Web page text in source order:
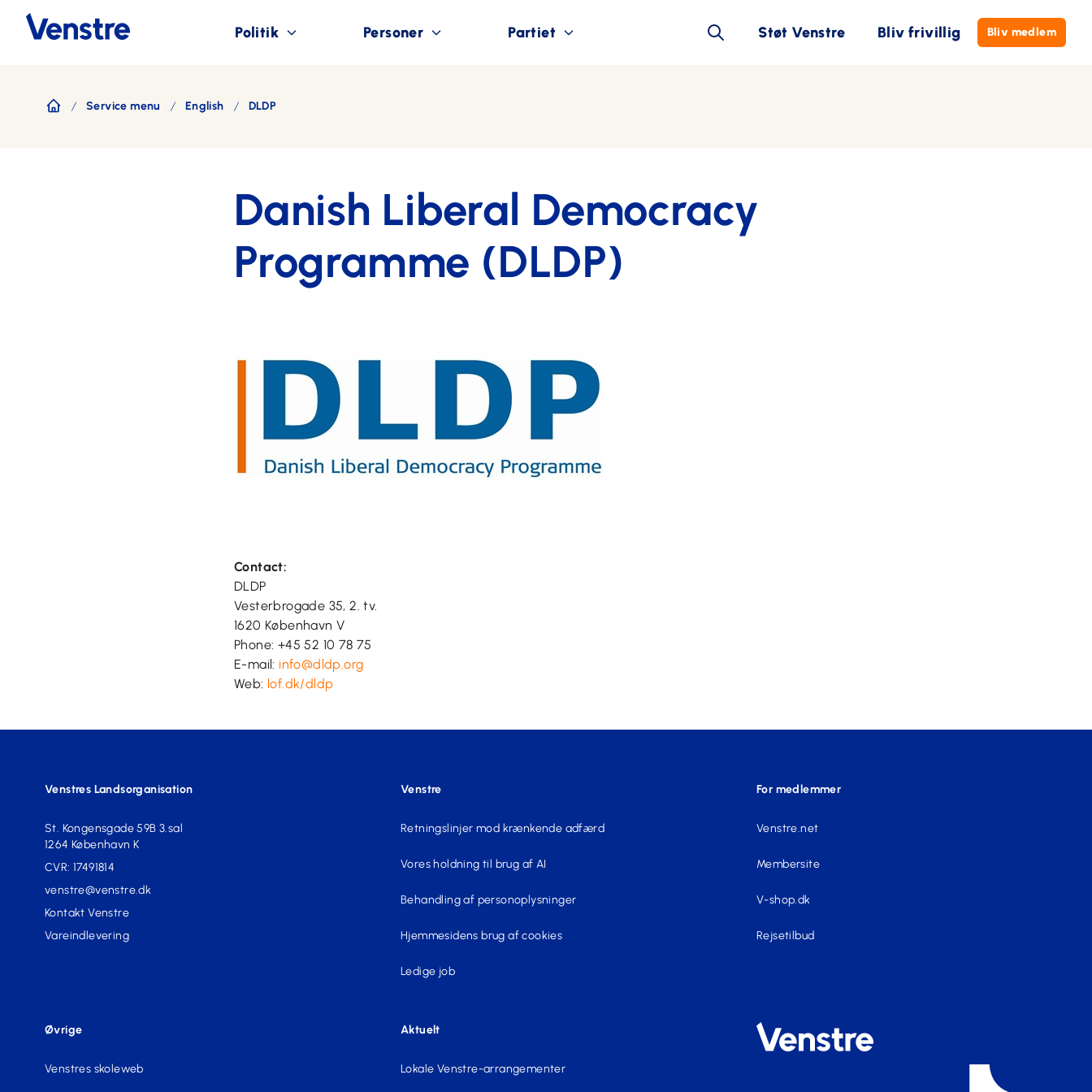
Politik Personer Partiet Støt Venstre Bliv frivillig Bliv medlem
Service menu English DLDP
Danish Liberal Democracy
Programme (DLDP)
Contact:
DLDP
Vesterbrogade 35, 2. tv.
1620 København V
Phone: +45 52 10 78 75
E-mail: info@dldp.org
Web: lof.dk/dldp
Venstres Landsorganisation
St. Kongensgade 59B 3.sal
1264 København K
CVR: 17491814
venstre@venstre.dk
Kontakt Venstre
Vareindlevering
Venstre
Retningslinjer mod krænkende adfærd
Vores holdning til brug af AI
Behandling af personoplysninger
Hjemmesidens brug af cookies
Ledige job
For medlemmer
Venstre.net
Membersite
V-shop.dk
Rejsetilbud
Øvrige
Venstres skoleweb
Aktuelt
Lokale Venstre-arrangementer